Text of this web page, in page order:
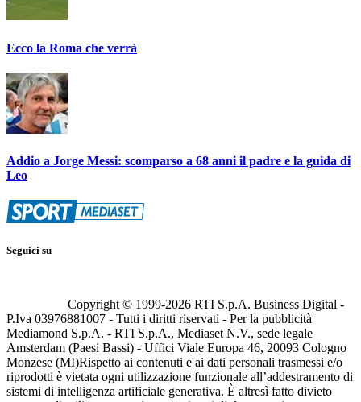
Ecco la Roma che verrà
Addio a Jorge Messi: scomparso a 68 anni il padre e la guida di
Leo
Seguici su
Copyright © 1999-2026 RTI S.p.A. Business Digital -
P.Iva 03976881007 - Tutti i diritti riservati - Per la pubblicità
Mediamond S.p.A. - RTI S.p.A., Mediaset N.V., sede legale
Amsterdam (Paesi Bassi) - Uffici Viale Europa 46, 20093 Cologno
Monzese (MI)Rispetto ai contenuti e ai dati personali trasmessi e/o
riprodotti è vietata ogni utilizzazione funzionale all’addestramento di
sistemi di intelligenza artificiale generativa. È altresì fatto divieto